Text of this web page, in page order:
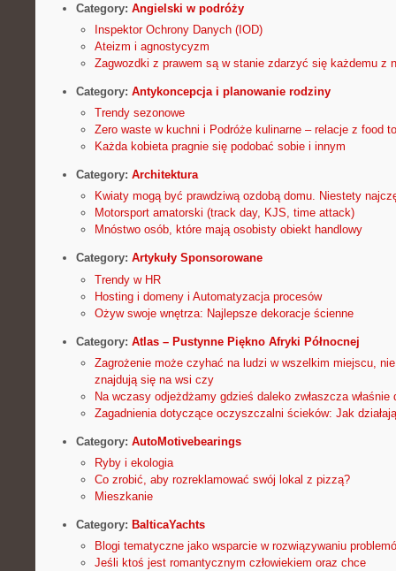
Category: Angielski w podróży
Inspektor Ochrony Danych (IOD)
Ateizm i agnostycyzm
Zagwozdki z prawem są w stanie zdarzyć się każdemu z
Category: Antykoncepcja i planowanie rodziny
Trendy sezonowe
Zero waste w kuchni i Podróże kulinarne – relacje z food
Każda kobieta pragnie się podobać sobie i innym
Category: Architektura
Kwiaty mogą być prawdziwą ozdobą domu. Niestety
Motorsport amatorski (track day, KJS, time attack)
Mnóstwo osób, które mają osobisty obiekt handlowy
Category: Artykuły Sponsorowane
Trendy w HR
Hosting i domeny i Automatyzacja procesów
Ożyw swoje wnętrza: Najlepsze dekoracje ścienne
Category: Atlas – Pustynne Piękno Afryki Północnej
Zagrożenie może czyhać na ludzi w wszelkim miejscu,
znajdują się na wsi czy
Na wczasy odjeżdżamy gdzieś daleko zwłaszcza właśnie
Zagadnienia dotyczące oczyszczalni ścieków: Jak
Category: AutoMotivebearings
Ryby i ekologia
Co zrobić, aby rozreklamować swój lokal z pizzą?
Mieszkanie
Category: BalticaYachts
Blogi tematyczne jako wsparcie w rozwiązywaniu
Jeśli ktoś jest romantycznym człowiekiem oraz chce